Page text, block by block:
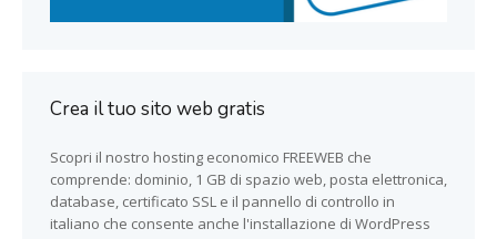
Crea il tuo sito web gratis
Scopri il nostro hosting economico FREEWEB che
comprende: dominio, 1 GB di spazio web, posta elettronica,
database, certificato SSL e il pannello di controllo in
italiano che consente anche l'installazione di WordPress